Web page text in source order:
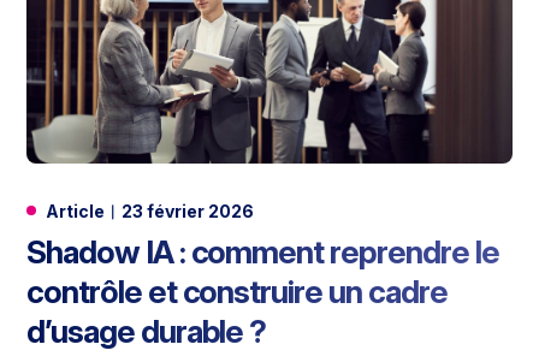
Article 23 février 2026
Shadow IA : comment reprendre le
contrôle et construire un cadre
d’usage durable ?